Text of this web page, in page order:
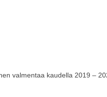
valmentaa kaudella 2019 –